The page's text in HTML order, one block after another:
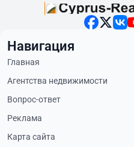
Навигация
Главная
Агентства недвижимости
Вопрос-ответ
Реклама
Карта сайта